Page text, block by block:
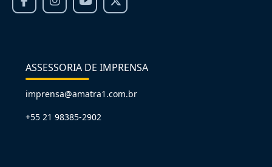
ASSESSORIA DE IMPRENSA
imprensa@amatra1.com.br
+55 21 98385-2902